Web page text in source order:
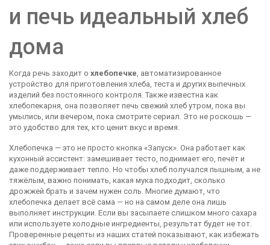
и печь идеальный хлеб
дома
Когда речь заходит о хлебопечке, автоматизированное
устройство для приготовления хлеба, теста и других выпечных
изделий без постоянного контроля. Также известна как
хлебопекарня, она позволяет печь свежий хлеб утром, пока вы
умылись, или вечером, пока смотрите сериал. Это не роскошь —
это удобство для тех, кто ценит вкус и время.
Хлебопечка — это не просто кнопка «Запуск». Она работает как
кухонный ассистент: замешивает тесто, поднимает его, печёт и
даже поддерживает тепло. Но чтобы хлеб получался пышным, а не
тяжёлым, важно понимать, какая мука подходит, сколько
дрожжей брать и зачем нужен соль. Многие думают, что
хлебопечка делает всё сама — но на самом деле она лишь
выполняет инструкции. Если вы засыпаете слишком много сахара
или используете холодные ингредиенты, результат будет не тот.
Проверенные рецепты из наших статей показывают, как избежать